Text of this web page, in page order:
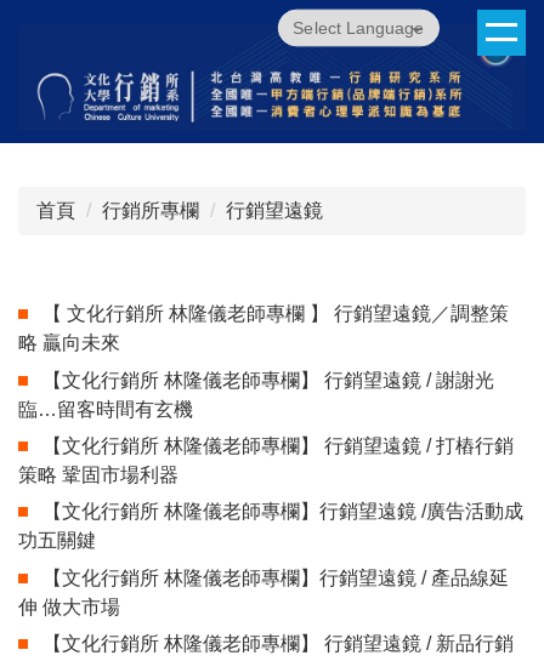
Translate
首頁 行銷所專欄 行銷望遠鏡
【 文化行銷所 林隆儀老師專欄 】 行銷望遠鏡／調整策
略 贏向未來
【文化行銷所 林隆儀老師專欄】 行銷望遠鏡 / 謝謝光
臨…留客時間有玄機
【文化行銷所 林隆儀老師專欄】 行銷望遠鏡 / 打樁行銷
策略 鞏固市場利器
【文化行銷所 林隆儀老師專欄】行銷望遠鏡 /廣告活動成
功五關鍵
【文化行銷所 林隆儀老師專欄】行銷望遠鏡 / 產品線延
伸 做大市場
【文化行銷所 林隆儀老師專欄】 行銷望遠鏡 / 新品行銷